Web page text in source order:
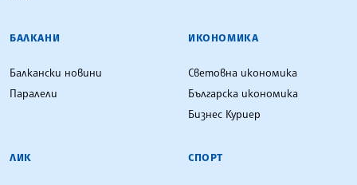
БАЛКАНИ
Балкански новини
Паралели
ИКОНОМИКА
Световна икономика
Българска икономика
Бизнес Куриер
ЛИК СПОРТ